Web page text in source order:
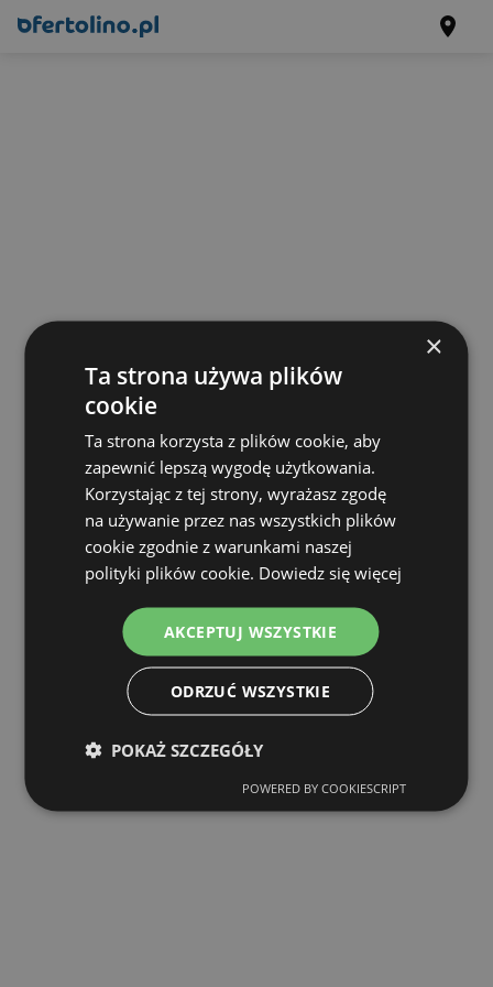
×
Ta strona używa plików
cookie
Ta strona korzysta z plików cookie, aby
zapewnić lepszą wygodę użytkowania.
Korzystając z tej strony, wyrażasz zgodę
na używanie przez nas wszystkich plików
cookie zgodnie z warunkami naszej
polityki plików cookie. Dowiedz się więcej
AKCEPTUJ WSZYSTKIE
ODRZUĆ WSZYSTKIE
POKAŻ SZCZEGÓŁY
POWERED BY COOKIESCRIPT